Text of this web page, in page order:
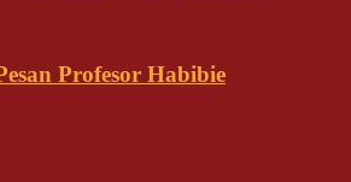
Profesor Habibie